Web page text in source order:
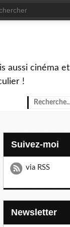
aussi cinéma et
!
Suivez-moi
via RSS
Newsletter